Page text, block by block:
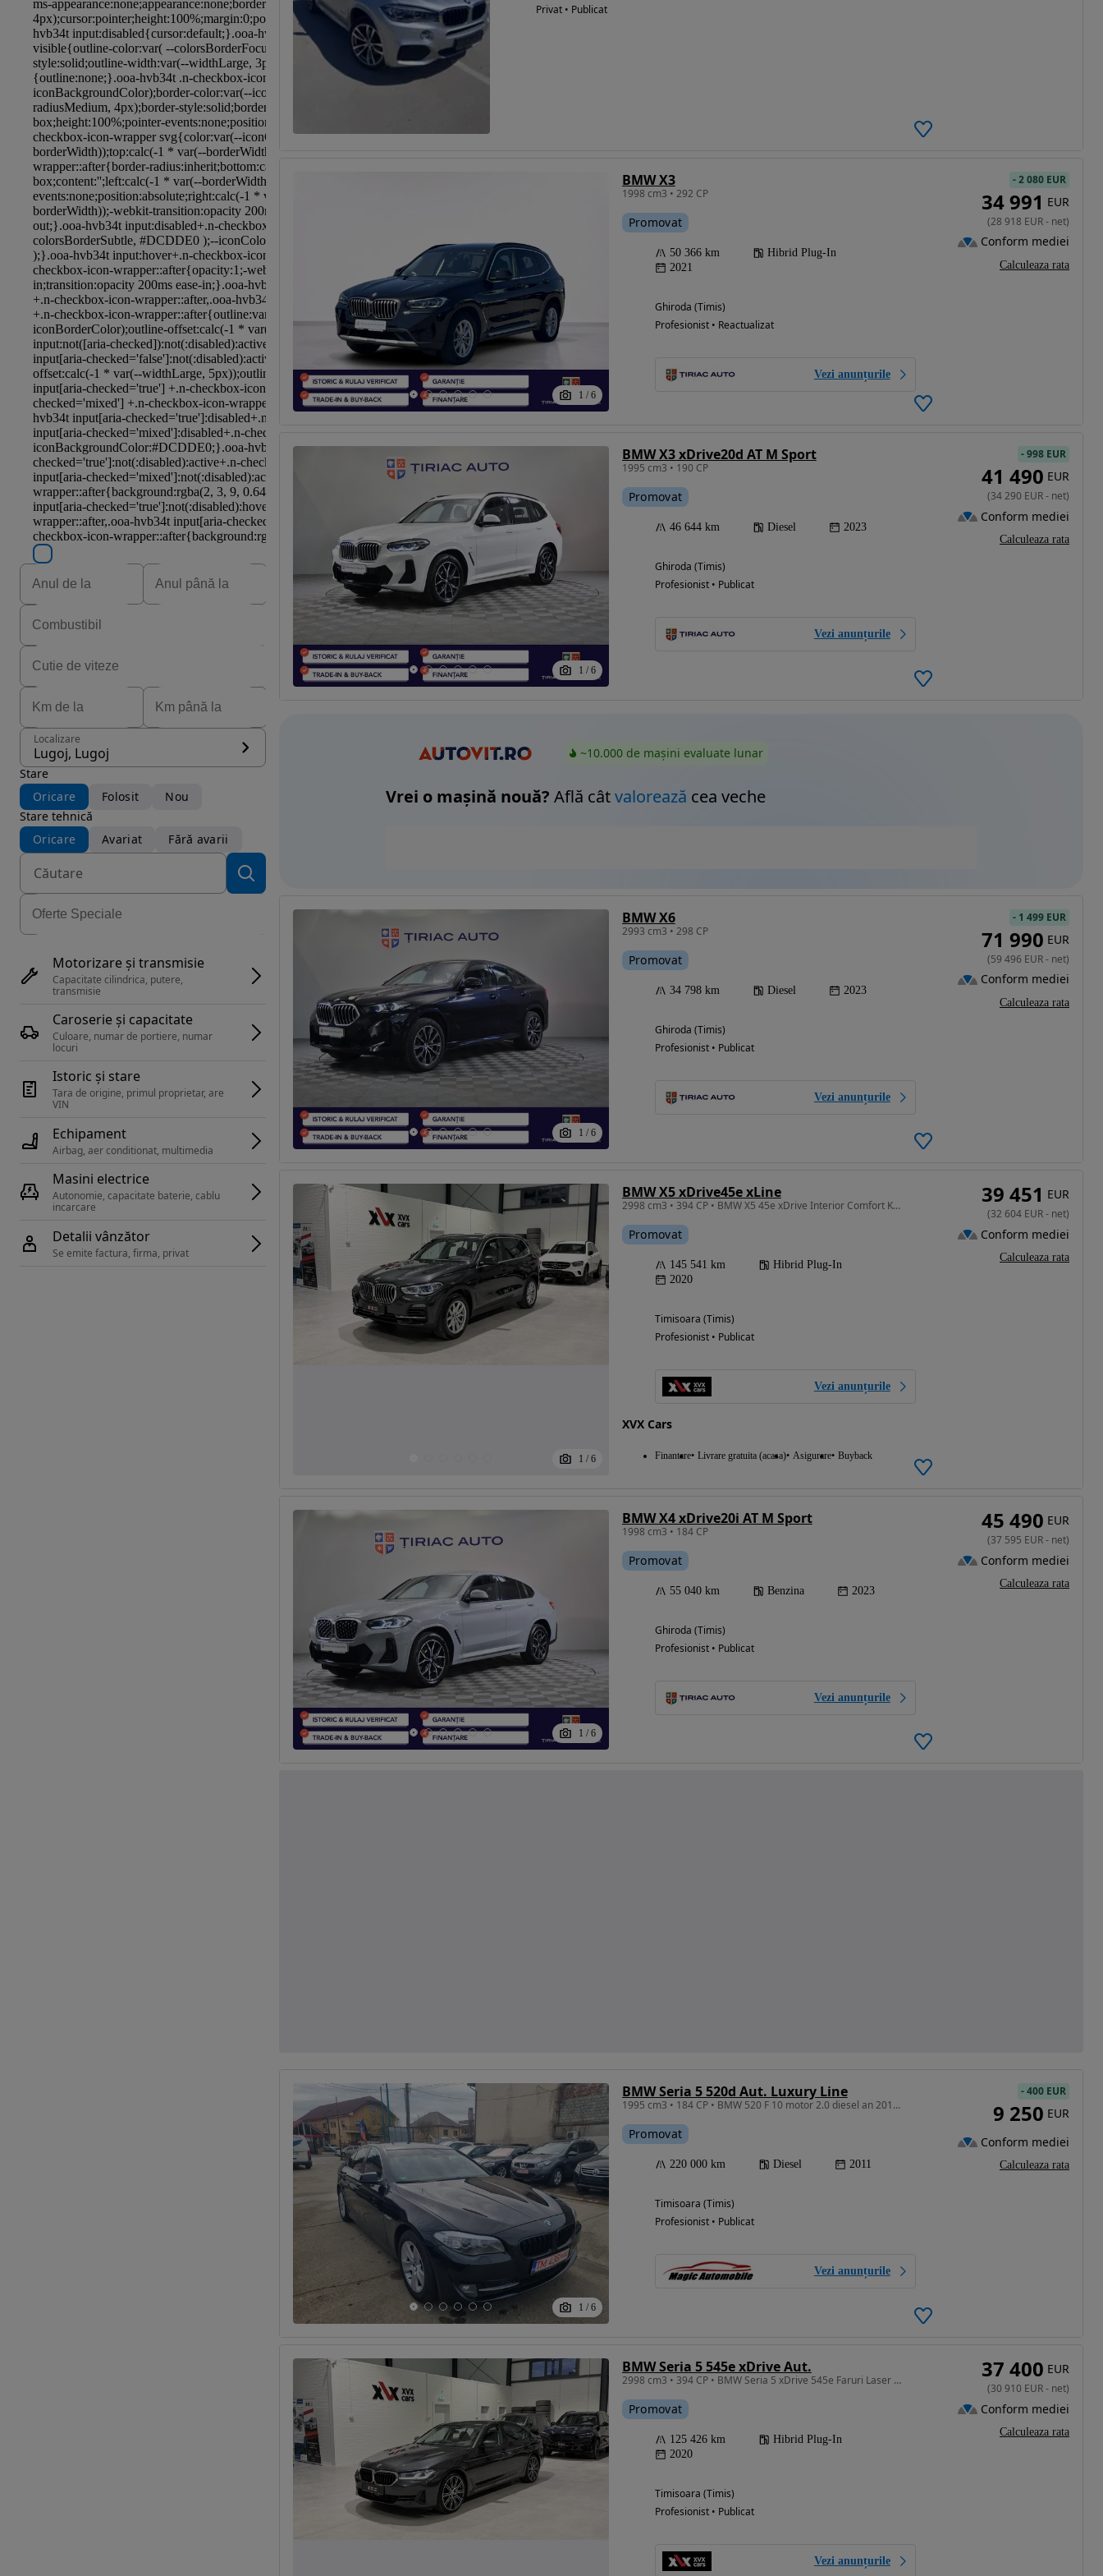
Eligibil pentru
Localizare
Lugoj, Lugoj
Stare
Oricare
Folosit
Nou
Stare tehnică
Oricare
Avariat Fără avarii
Motorizare și transmisie
Capacitate cilindrica, putere,
transmisie
Caroserie și capacitate
Culoare, numar de portiere, numar
locuri
Istoric și stare
Tara de origine, primul proprietar, are
Echipament
Airbag, aer conditionat, multimedia
Masini electrice
Autonomie, capacitate baterie, cablu
Detalii vânzător
Se emite factura, firma, privat
Privat • Publicat
1 / 6
BMW X3
1998 cm3 • 292 CP
Promovat
50 366 km
Hibrid Plug-In
2021
Ghiroda (Timis)
Profesionist • Reactualizat
Vezi anunțurile
-2 080 EUR
34 991 EUR
(28 918 EUR- net)
Conform mediei
Calculeaza rata
1 / 6
BMW X3 xDrive20d AT M Sport
1995 cm3 • 190 CP
Promovat
46 644 km Diesel 2023
Ghiroda (Timis)
Profesionist • Publicat
Vezi anunțurile
-998 EUR
41 490 EUR
(34 290 EUR- net)
Conform mediei
Calculeaza rata
~10.000 de mașini evaluate lunar
Vrei o mașină nouă? Află câtvalorează cea veche
1 / 6
BMW X6
2993 cm3 • 298 CP
Promovat
34 798 km Diesel 2023
Ghiroda (Timis)
Profesionist • Publicat
Vezi anunțurile
- 1 499 EUR
71 990 EUR
(59 496 EUR- net)
Conform mediei
Calculeaza rata
1 / 6
BMW X5 xDrive45e xLine
2998 cm3 • 394 CP • BMW X5 45e xDrive Interior Comfort Keyless Ambientale HeadUp Laser
Promovat
145 541 km
Hibrid Plug-In
2020
Timisoara (Timis)
Profesionist • Publicat
Vezi anunțurile
XVX Cars
Finantare Livrare gratuita (acasa) Asigurare Buyback
39 451 EUR
(32 604 EUR- net)
Conform mediei
Calculeaza rata
1 / 6
BMW X4 xDrive20i AT M Sport
1998 cm3 • 184 CP
Promovat
55 040 km Benzina 2023
Ghiroda (Timis)
Profesionist • Publicat
Vezi anunțurile
45 490 EUR
(37 595 EUR- net)
Conform mediei
Calculeaza rata
1 / 6
BMW Seria 5 520d Aut. Luxury Line
1995 cm3 • 184 CP • BMW 520 F 10 motor 2.0 diesel an 2011 euro 5
Promovat
220 000 km Diesel 2011
Timisoara (Timis)
Profesionist • Publicat
Vezi anunțurile
-400 EUR
9 250 EUR
Conform mediei
Calculeaza rata
BMW Seria 5 545e xDrive Aut.
2998 cm3 • 394 CP • BMW Seria 5 xDrive 545e Faruri Laser Keyless Trapa Assisted Driving
Promovat
125 426 km
Hibrid Plug-In
2020
Timisoara (Timis)
Profesionist • Publicat
Vezi anunțurile
37 400 EUR
(30 910 EUR- net)
Conform mediei
Calculeaza rata